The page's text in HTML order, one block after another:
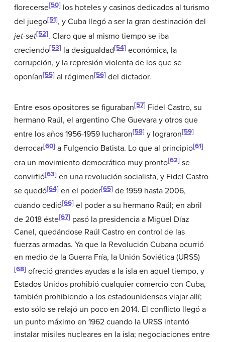
florecerse[50] los hoteles y casinos dedicados al turismo
del juego[51], y Cuba llegó a ser la gran destinación del
jet-set[52]. Claro que al mismo tiempo se iba
creciendo[53] la desigualdad[54] económica, la
corrupción, y la represión violenta de los que se
oponían[55] al régimen[56] del dictador.
Entre esos opositores se figuraban[57] Fidel Castro, su
hermano Raúl, el argentino Che Guevara y otros que
entre los años 1956-1959 lucharon[58] y lograron[59]
derrocar[60] a Fulgencio Batista. Lo que al principio[61]
era un movimiento democrático muy pronto[62] se
convirtió[63] en una revolución socialista, y Fidel Castro
se quedó[64] en el poder[65] de 1959 hasta 2006,
cuando cedió[66] el poder a su hermano Raúl; en abril
de 2018 éste[67] pasó la presidencia a Miguel Díaz
Canel, quedándose Raúl Castro en control de las
fuerzas armadas. Ya que la Revolución Cubana ocurrió
en medio de la Guerra Fría, la Unión Soviética (URSS)
[68] ofreció grandes ayudas a la isla en aquel tiempo, y
Estados Unidos prohibió cualquier comercio con Cuba,
también prohibiendo a los estadounidenses viajar allí;
esto sólo se relajó un poco en 2014. El conflicto llegó a
un punto máximo en 1962 cuando la URSS intentó
instalar misiles nucleares en la isla; negociaciones entre